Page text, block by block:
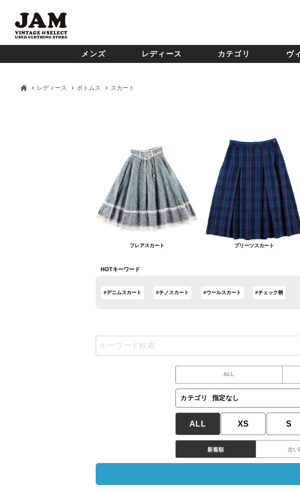
メンズ レディース カテゴリ ヴ
レディース ボトムス スカート
フレアスカート プリーツスカート
HOTキーワード
#デニムスカート #チノスカート #ウールスカート #チェック柄
ALL
カテゴリ 指定なし
ALL XS S
新着順 古い